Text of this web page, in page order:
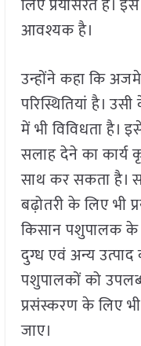
लिए प्रयासरत है।
आवश्यक है।
उन्होंने कहा कि
परिस्थितियां है।
में भी विविधता है।
सलाह देने का कार्य
साथ कर सकता है।
बढ़ोतरी के लिए भी
किसान पशुपालक के
दुग्ध एवं अन्य
पशुपालकों को
प्रसंस्करण के लिए भी
जाए।